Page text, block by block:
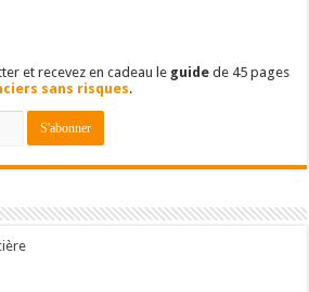
et recevez en cadeau le guide de 45 pages
sans risques.